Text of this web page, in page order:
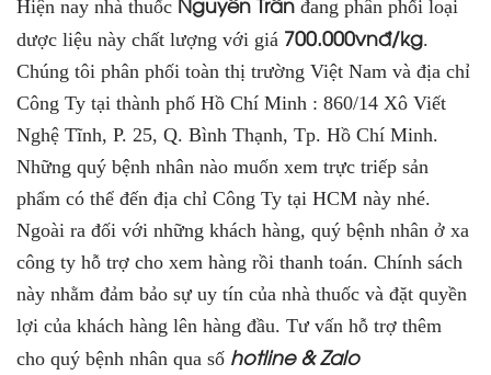
Hiện nay nhà thuốc
đang phân phối loại
dược liệu này chất lượng với giá 700.000vnđ/kg.
Chúng tôi phân phối toàn thị trường Việt Nam và địa chỉ
Công Ty tại thành phố Hồ Chí Minh : 860/14 Xô Viết
Nghệ Tĩnh, P. 25, Q. Bình Thạnh, Tp. Hồ Chí Minh.
Những quý bệnh nhân nào muốn xem trực triếp sản
phẩm có thể đến địa chỉ Công Ty tại HCM này nhé.
Ngoài ra đối với những khách hàng, quý bệnh nhân ở xa
công ty hỗ trợ cho xem hàng rồi thanh toán. Chính sách
này nhằm đảm bảo sự uy tín của nhà thuốc và đặt quyền
lợi của khách hàng lên hàng đầu. Tư vấn hỗ trợ thêm
cho quý bệnh nhân qua số hotline & Zalo